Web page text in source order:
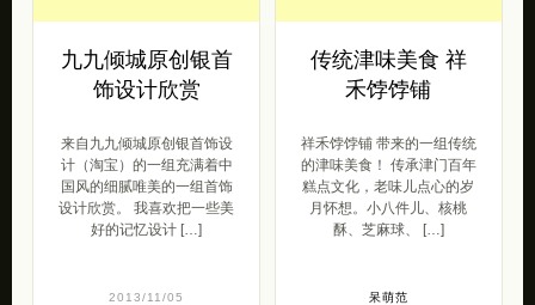
九九倾城原创银首
饰设计欣赏
来自九九倾城原创银首饰设
计（淘宝）的一组充满着中
国风的细腻唯美的一组首饰
设计欣赏。 我喜欢把一些美
好的记忆设计 […]
2013/11/05
传统津味美食 祥
禾饽饽铺
祥禾饽饽铺 带来的一组传统
的津味美食！ 传承津门百年
糕点文化，老味儿点心的岁
月怀想。小八件儿、核桃
酥、芝麻球、 […]
呆萌范